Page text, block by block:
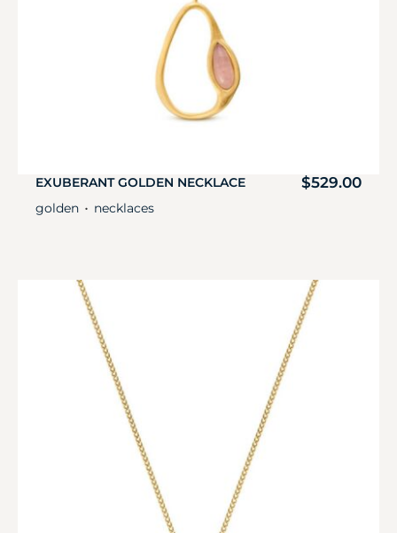
EXUBERANT GOLDEN NECKLACE $529.00
golden ・ necklaces